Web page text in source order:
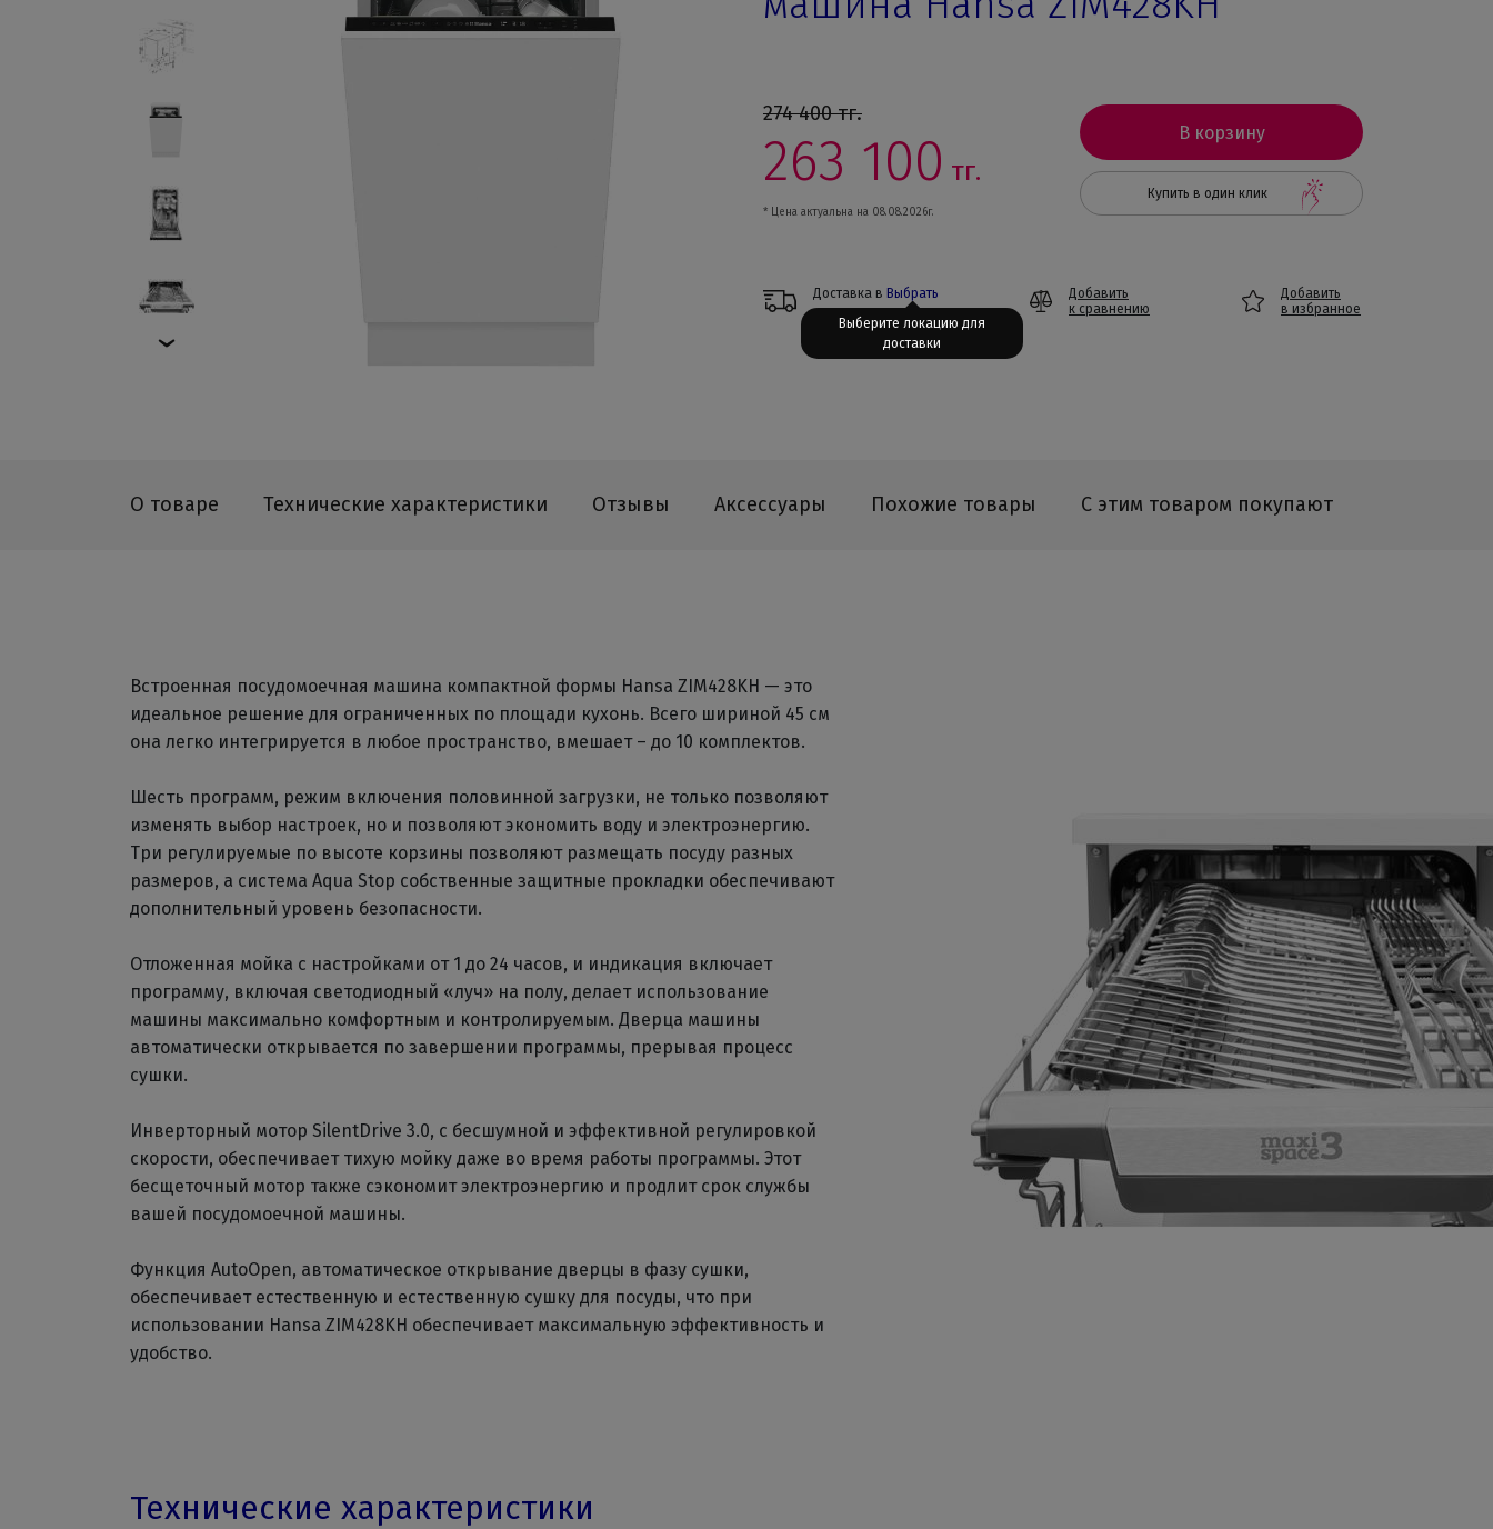
274 400тг.
263 100 тг.
* Цена актуальна на 08.08.2026г.
В корзину
Купить в один клик
Доставка в Выбрать
Добавить
к сравнению
Добавить
в избранное
О товаре Технические характеристики Отзывы Аксессуары Похожие товары С этим товаром покупают
Встроенная посудомоечная машина компактной формы Hansa ZIM428KH — это
идеальное решение для ограниченных по площади кухонь. Всего шириной 45 см
она легко интегрируется в любое пространство, вмешает – до 10 комплектов.
Шесть программ, режим включения половинной загрузки, не только позволяют
изменять выбор настроек, но и позволяют экономить воду и электроэнергию.
Три регулируемые по высоте корзины позволяют размещать посуду разных
размеров, а система Aqua Stop собственные защитные прокладки обеспечивают
дополнительный уровень безопасности.
Отложенная мойка с настройками от 1 до 24 часов, и индикация включает
программу, включая светодиодный «луч» на полу, делает использование
машины максимально комфортным и контролируемым. Дверца машины
автоматически открывается по завершении программы, прерывая процесс
сушки.
Инверторный мотор SilentDrive 3.0, с бесшумной и эффективной регулировкой
скорости, обеспечивает тихую мойку даже во время работы программы. Этот
бесщеточный мотор также сэкономит электроэнергию и продлит срок службы
вашей посудомоечной машины.
Функция AutoOpen, автоматическое открывание дверцы в фазу сушки,
обеспечивает естественную и естественную сушку для посуды, что при
использовании Hansa ZIM428KH обеспечивает максимальную эффективность и
удобство.
Технические характеристики
Выберите локацию для
доставки